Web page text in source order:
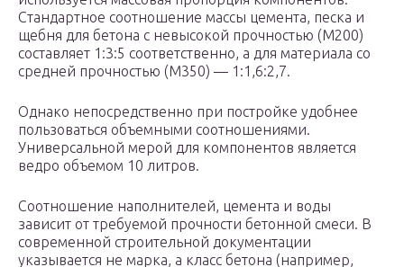
Стандартное соотношение массы цемента, песка и
щебня для бетона с невысокой прочностью (М200)
составляет 1:3:5 соответственно, а для материала со
средней прочностью (М350) — 1:1,6:2,7.
Однако непосредственно при постройке удобнее
пользоваться объемными соотношениями.
Универсальной мерой для компонентов является
ведро объемом 10 литров.
Соотношение наполнителей, цемента и воды
зависит от требуемой прочности бетонной смеси. В
современной строительной документации
указывается не марка, а класс бетона (например,